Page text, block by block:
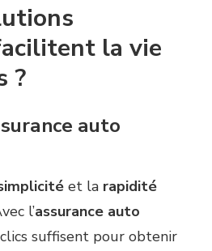
la vie
?
auto
et la rapidité
l’assurance auto
suffisent pour obtenir